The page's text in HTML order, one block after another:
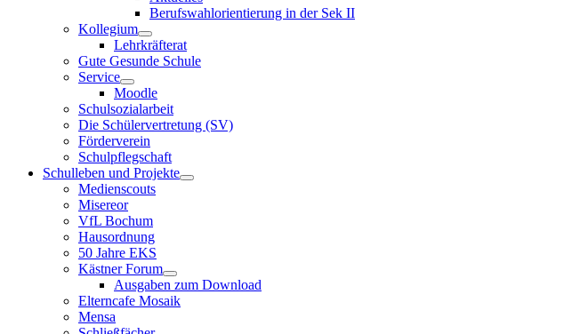
Berufswahlorientierung in der Sek II
Kollegium
Lehrkräfterat
Gute Gesunde Schule
Service
Moodle
Schulsozialarbeit
Die Schülervertretung (SV)
Förderverein
Schulpflegschaft
Schulleben und Projekte
Medienscouts
Misereor
VfL Bochum
Hausordnung
50 Jahre EKS
Kästner Forum
Ausgaben zum Download
Elterncafe Mosaik
Mensa